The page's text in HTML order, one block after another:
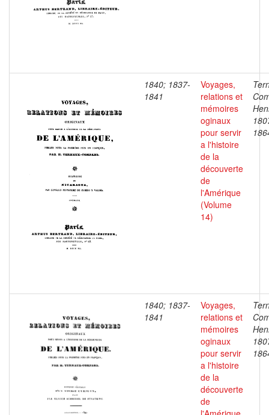
1840; 1837-
1841
Voyages,
relations et
mémoires
oginaux
pour servir
a l'histoire
de la
découverte
de
l'Amérique
(Volume
14)
1840; 1837-
1841
Voyages,
relations et
mémoires
oginaux
pour servir
a l'histoire
de la
découverte
de